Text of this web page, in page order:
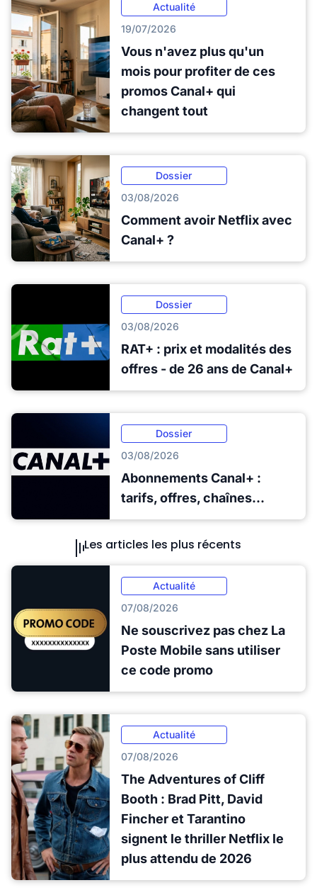
Actualité
19/07/2026
Vous n'avez plus qu'un
mois pour profiter de ces
promos Canal+ qui
changent tout
Dossier
03/08/2026
Comment avoir Netflix avec
Canal+ ?
Dossier
03/08/2026
RAT+ : prix et modalités des
offres - de 26 ans de Canal+
Dossier
03/08/2026
Abonnements Canal+ :
tarifs, offres, chaînes...
Les articles les plus récents
Actualité
07/08/2026
Ne souscrivez pas chez La
Poste Mobile sans utiliser
ce code promo
Actualité
07/08/2026
The Adventures of Cliff
Booth : Brad Pitt, David
Fincher et Tarantino
signent le thriller Netflix le
plus attendu de 2026